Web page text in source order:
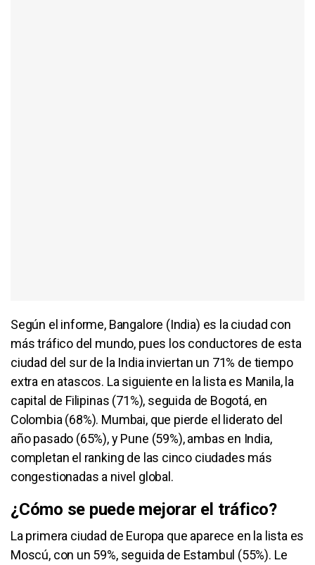
Según el informe, Bangalore (India) es la ciudad con
más tráfico del mundo, pues los conductores de esta
ciudad del sur de la India inviertan un 71% de tiempo
extra en atascos. La siguiente en la lista es Manila, la
capital de Filipinas (71%), seguida de Bogotá, en
Colombia (68%). Mumbai, que pierde el liderato del
año pasado (65%), y Pune (59%), ambas en India,
completan el ranking de las cinco ciudades más
congestionadas a nivel global.
¿Cómo se puede mejorar el tráfico?
La primera ciudad de Europa que aparece en la lista es
Moscú, con un 59%, seguida de Estambul (55%). Le